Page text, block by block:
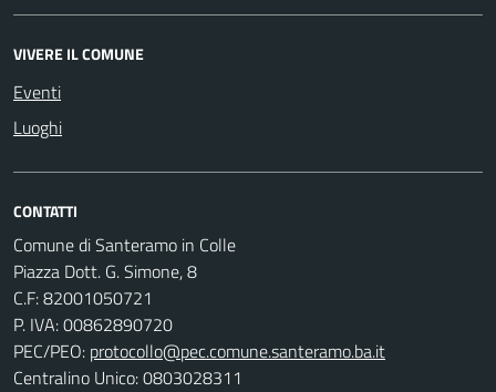
VIVERE IL COMUNE
Eventi
Luoghi
CONTATTI
Comune di Santeramo in Colle
Piazza Dott. G. Simone, 8
C.F:82001050721
P. IVA:00862890720
PEC/PEO: protocollo@pec.comune.santeramo.ba.it
Centralino Unico: 0803028311